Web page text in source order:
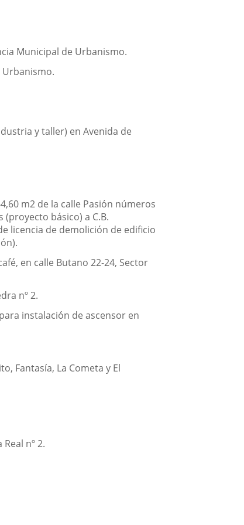
Municipal de Urbanismo.
Urbanismo.
y taller) en Avenida de
m2 de la calle Pasión números
básico) a C.B.
licencia de demolición de edificio
en calle Butano 22-24, Sector
nº 2.
instalación de ascensor en
Fantasía, La Cometa y El
nº 2.